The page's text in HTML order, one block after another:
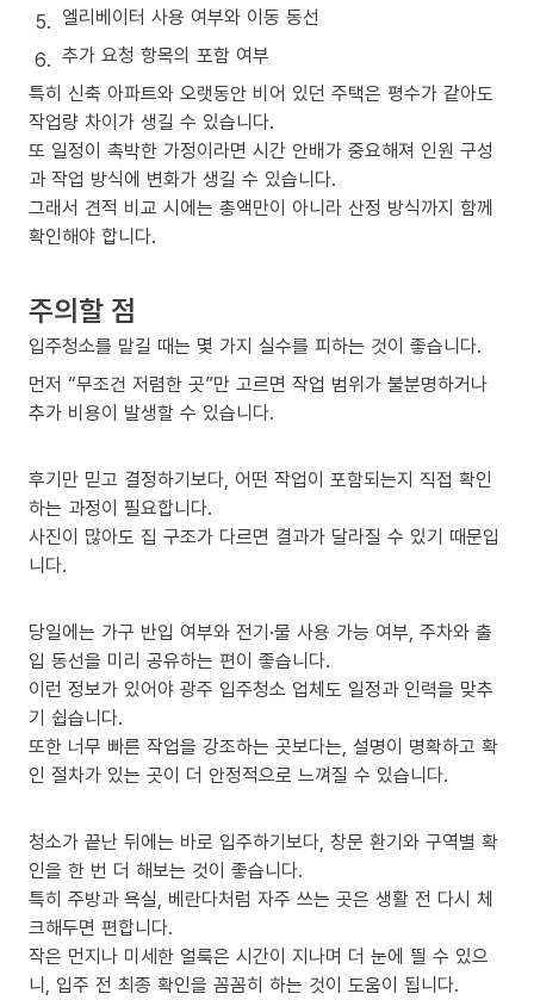
엘리베이터 사용 여부와 이동 동선
추가 요청 항목의 포함 여부
특히 신축 아파트와 오랫동안 비어 있던 주택은 평수가 같아도
작업량 차이가 생길 수 있습니다.
또 일정이 촉박한 가정이라면 시간 안배가 중요해져 인원 구성
과 작업 방식에 변화가 생길 수 있습니다.
그래서 견적 비교 시에는 총액만이 아니라 산정 방식까지 함께
확인해야 합니다.
주의할 점
입주청소를 맡길 때는 몇 가지 실수를 피하는 것이 좋습니다.
먼저 “무조건 저렴한 곳”만 고르면 작업 범위가 불분명하거나
추가 비용이 발생할 수 있습니다.
후기만 믿고 결정하기보다, 어떤 작업이 포함되는지 직접 확인
하는 과정이 필요합니다.
사진이 많아도 집 구조가 다르면 결과가 달라질 수 있기 때문입
니다.
당일에는 가구 반입 여부와 전기·물 사용 가능 여부, 주차와 출
입 동선을 미리 공유하는 편이 좋습니다.
이런 정보가 있어야 광주 입주청소 업체도 일정과 인력을 맞추
기 쉽습니다.
또한 너무 빠른 작업을 강조하는 곳보다는, 설명이 명확하고 확
인 절차가 있는 곳이 더 안정적으로 느껴질 수 있습니다.
청소가 끝난 뒤에는 바로 입주하기보다, 창문 환기와 구역별 확
인을 한 번 더 해보는 것이 좋습니다.
특히 주방과 욕실, 베란다처럼 자주 쓰는 곳은 생활 전 다시 체
크해두면 편합니다.
작은 먼지나 미세한 얼룩은 시간이 지나며 더 눈에 띌 수 있으
니, 입주 전 최종 확인을 꼼꼼히 하는 것이 도움이 됩니다.